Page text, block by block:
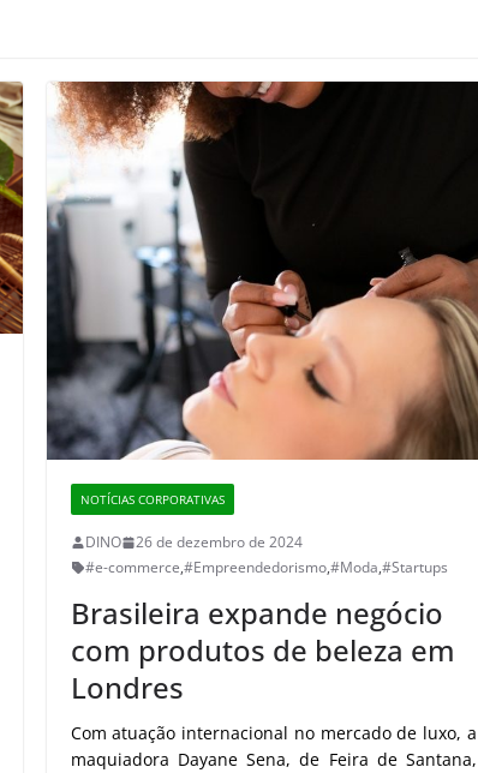
NOTÍCIAS CORPORATIVAS
DINO
26 de dezembro de 2024
#e-commerce,#Empreendedorismo,#Moda,#Startups
Brasileira expande negócio
com produtos de beleza em
Londres
Com atuação internacional no mercado de luxo, a
maquiadora Dayane Sena, de Feira de Santana,